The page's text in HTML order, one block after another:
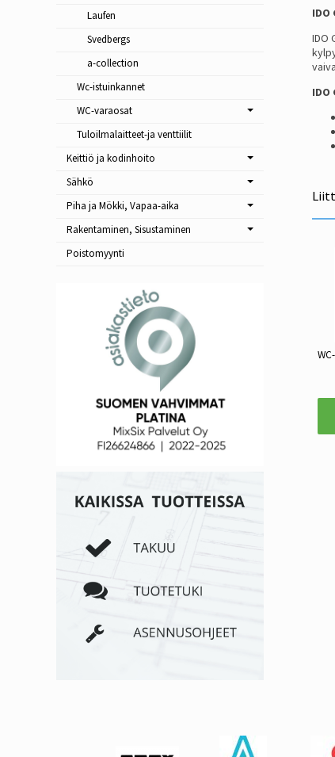
IDO
Laufen
Svedbergs
a-collection
Wc-istuinkannet
WC-varaosat
Tuloilmalaitteet-ja venttiilit
Keittiö ja kodinhoito
Sähkö
Piha ja Mökki, Vapaa-aika
Rakentaminen, Sisustaminen
Poistomyynti